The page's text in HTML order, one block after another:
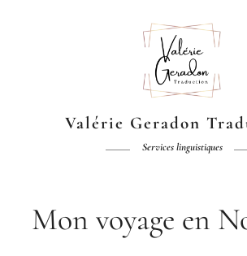
Valérie Geradon
Services linguistiques
Mon voyage en